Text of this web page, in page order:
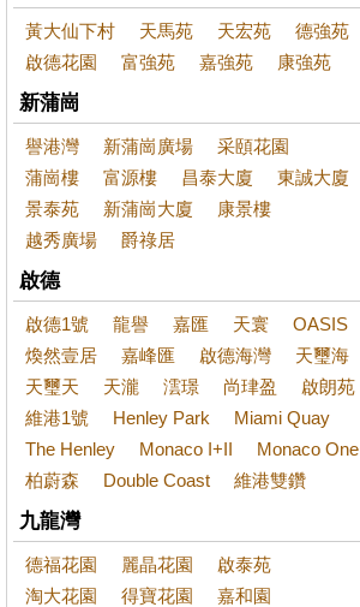
黃大仙下村 天馬苑 天宏苑
德強苑
啟德花園
富強苑 嘉強苑 康強苑
新蒲崗
譽港灣 新蒲崗廣場
采頤花園
蒲崗樓
富源樓 昌泰大廈
東誠大廈
景泰苑
新蒲崗大廈
康景樓
越秀廣場
爵祿居
啟德
啟德1號 龍譽 嘉匯 天寰
OASIS
煥然壹居
嘉峰匯 啟德海灣
天璽海
天璽天
天瀧 澐璟 尚珒盈
啟朗苑
維港1號
Henley Park
Miami Quay
The Henley
Monaco I+II
Monaco One
柏蔚森
Double Coast 維港雙鑽
九龍灣
德福花園 麗晶花園
啟泰苑
淘大花園
得寶花園 嘉和園